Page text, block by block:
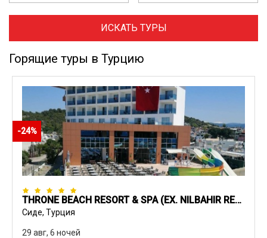
Горящие туры в Турцию
-24%
THRONE BEACH RESORT & SPA (EX. NILBAHIR RESORT & SPA)
Сиде, Турция
29 авг, 6 ночей